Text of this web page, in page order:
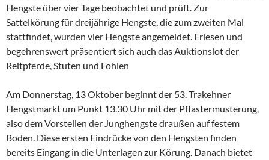
Hengste über vier Tage beobachtet und prüft. Zur
Sattelkörung für dreijährige Hengste, die zum zweiten Mal
stattfindet, wurden vier Hengste angemeldet. Erlesen und
begehrenswert präsentiert sich auch das Auktionslot der
Reitpferde, Stuten und Fohlen
Am Donnerstag, 13 Oktober beginnt der 53. Trakehner
Hengstmarkt um Punkt 13.30 Uhr mit der Pflastermusterung,
also dem Vorstellen der Junghengste draußen auf festem
Boden. Diese ersten Eindrücke von den Hengsten finden
bereits Eingang in die Unterlagen zur Körung. Danach bietet